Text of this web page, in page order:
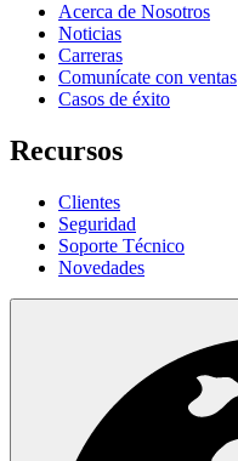
Acerca de Nosotros
Noticias
Carreras
Comunícate con ventas
Casos de éxito
Recursos
Clientes
Seguridad
Soporte Técnico
Novedades